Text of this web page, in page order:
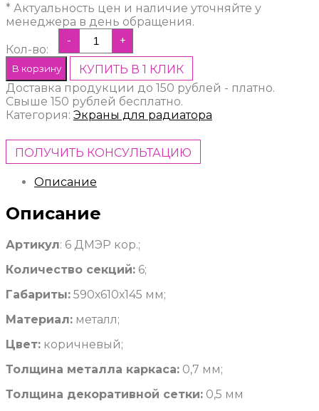
* Актуальность цен и наличие уточняйте у
менеджера в день обращения.
Кол-во:
- +
В корзину
КУПИТЬ В 1 КЛИК
Доставка продукции до 150 рублей - платно.
Свыше 150 рублей бесплатно.
Категория: Экраны для радиатора
ПОЛУЧИТЬ КОНСУЛЬТАЦИЮ
Описание
Описание
Артикул: 6 ДМЭР кор.;
Количество секций: 6;
Габариты: 590х610х145 мм;
Материал: металл;
Цвет: коричневый;
Толщина металла каркаса: 0,7 мм;
Толщина декоративной сетки: 0,5 мм